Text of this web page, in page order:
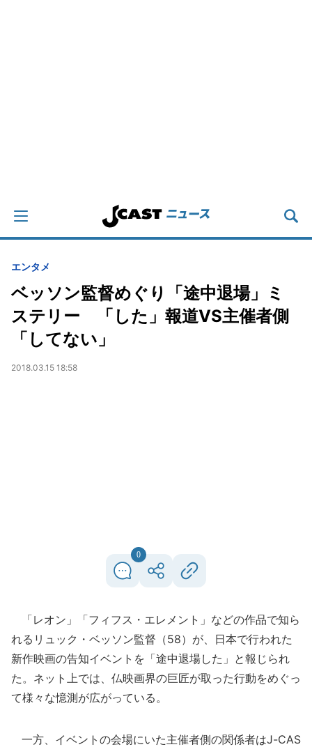
エンタメ
ベッソン監督めぐり「途中退場」ミ
ステリー 「した」報道VS主催者側
「してない」
2018.03.15 18:58
0
「レオン」「フィフス・エレメント」などの作品で知ら
れるリュック・ベッソン監督（58）が、日本で行われた
新作映画の告知イベントを「途中退場した」と報じられ
た。ネット上では、仏映画界の巨匠が取った行動をめぐっ
て様々な憶測が広がっている。
一方、イベントの会場にいた主催者側の関係者はJ-CAS